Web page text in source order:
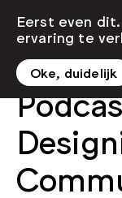
Eerst even
ervaring te
Oke, duidelijk